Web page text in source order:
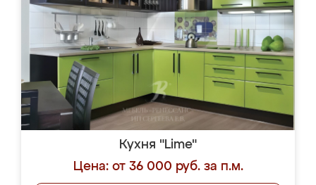
Кухня "Lime"
Цена: от 36 000 руб. за п.м.